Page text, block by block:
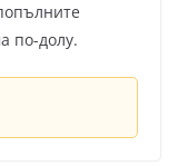
по-долу.